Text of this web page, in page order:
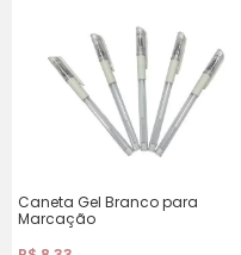
Caneta Gel Branco para
Marcação